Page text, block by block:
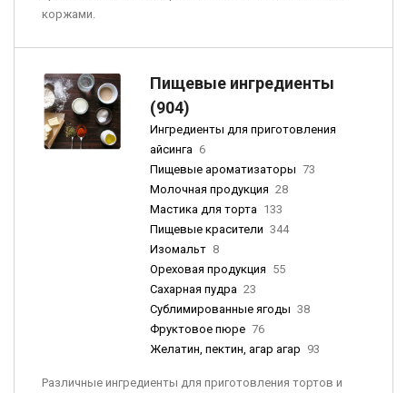
коржами.
Пищевые ингредиенты
(904)
Ингредиенты для приготовления
айсинга 6
Пищевые ароматизаторы 73
Молочная продукция 28
Мастика для торта 133
Пищевые красители 344
Изомальт 8
Ореховая продукция 55
Сахарная пудра 23
Сублимированные ягоды 38
Фруктовое пюре 76
Желатин, пектин, агар агар 93
Различные ингредиенты для приготовления тортов и